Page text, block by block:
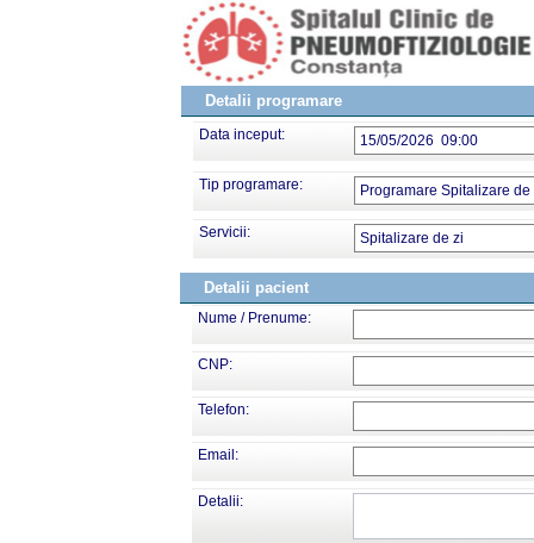
Detalii programare
Data inceput: 15/05/2026 09:00
Tip programare: Programare Spitalizare de
Servicii: Spitalizare de zi
Detalii pacient
Nume / Prenume:
CNP:
Telefon:
Email:
Detalii: